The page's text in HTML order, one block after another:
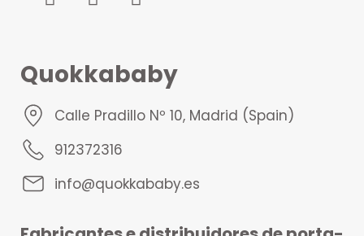
Quokkababy
Calle Pradillo Nº 10, Madrid (Spain)
912372316
info@quokkababy.es